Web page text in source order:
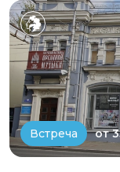
Встреча от